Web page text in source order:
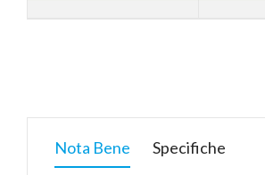
Nota Bene Specifiche